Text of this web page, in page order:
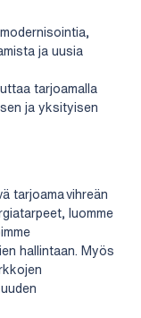
ja uusia
tarjoamalla
ja yksityisen
tarjoama vihreän
luomme
hallintaan. Myös